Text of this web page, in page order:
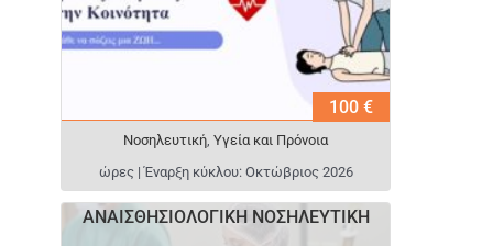
100 €
Νοσηλευτική Υγεία και Πρόνοια
ώρες | Έναρξη κύκλου: Οκτώβριος 2026
ΑΝΑΙΣΘΗΣΙΟΛΟΓΙΚΗ ΝΟΣΗΛΕΥΤΙΚΗ